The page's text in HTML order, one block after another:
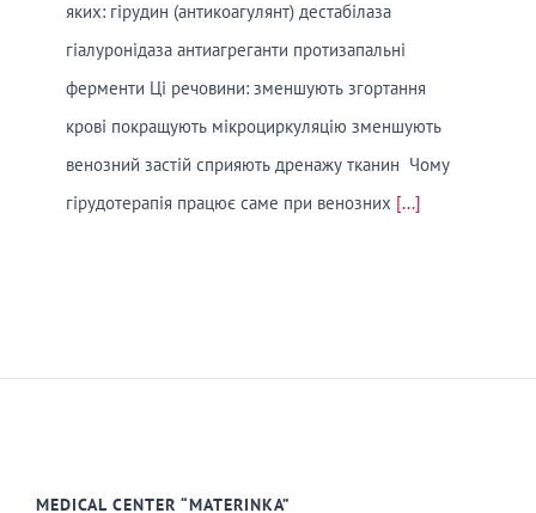
яких: гірудин (антикоагулянт) дестабілаза
гіалуронідаза антиагреганти протизапальні
ферменти Ці речовини: зменшують згортання
крові покращують мікроциркуляцію зменшують
венозний застій сприяють дренажу тканин Чому
гірудотерапія працює саме при венозних [...]
MEDICAL CENTER “MATERINKA”